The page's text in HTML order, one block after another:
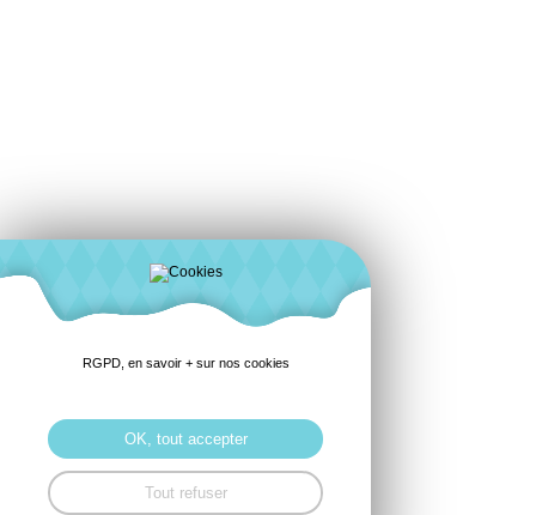
RGPD, en savoir + sur nos cookies
OK, tout accepter
Tout refuser